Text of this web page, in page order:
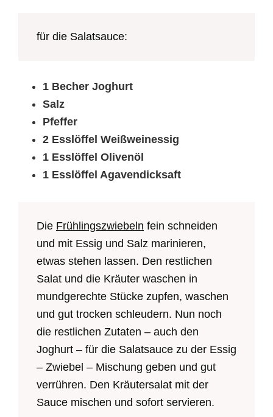
für die Salatsauce:
1 Becher Joghurt
Salz
Pfeffer
2 Esslöffel Weißweinessig
1 Esslöffel Olivenöl
1 Esslöffel Agavendicksaft
Die Frühlingszwiebeln fein schneiden
und mit Essig und Salz marinieren,
etwas stehen lassen. Den restlichen
Salat und die Kräuter waschen in
mundgerechte Stücke zupfen, waschen
und gut trocken schleudern. Nun noch
die restlichen Zutaten – auch den
Joghurt – für die Salatsauce zu der Essig
– Zwiebel – Mischung geben und gut
verrühren. Den Kräutersalat mit der
Sauce mischen und sofort servieren.